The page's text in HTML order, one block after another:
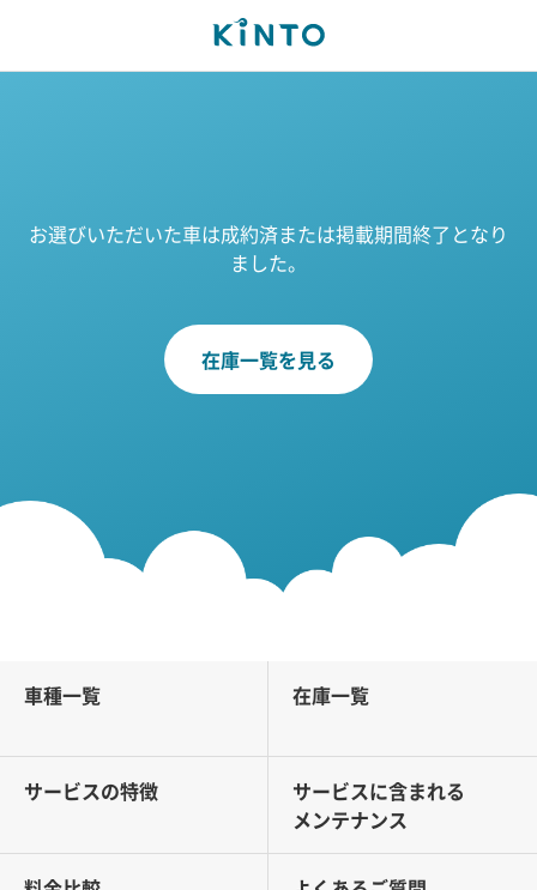
お選びいただいた車は成約済または掲載期間終了となり
ました。
在庫一覧を見る
車種一覧 在庫一覧
サービスの特徴
サービスに含まれる
メンテナンス